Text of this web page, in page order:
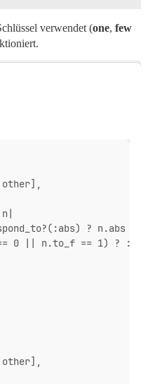
verwendet (one, few
? n.abs :
0 || n.to_f == 1) ?